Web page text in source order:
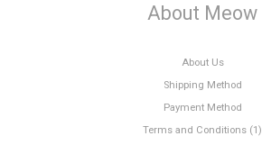
About Meow
About Us
Shipping Method
Payment Method
Terms and Conditions (1)